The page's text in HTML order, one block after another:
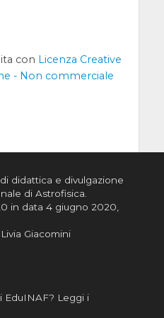
con Licenza Creative
- Non commerciale
didattica e divulgazione
di Astrofisica
in data 4 giugno 2020,
Giacomini
EduINAF? Leggi i